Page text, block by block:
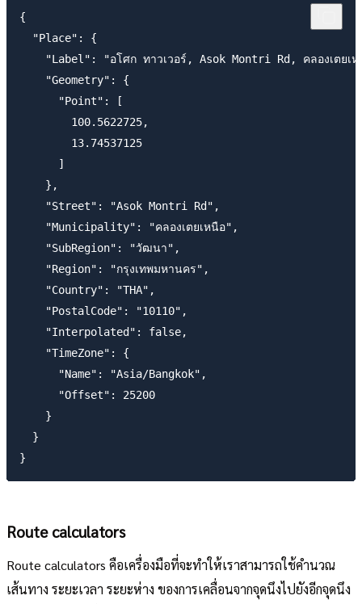
{
  "Place": {
"Label": "อโศก ทาวเวอร์, Asok Montri Rd, คลองเตย
    "Geometry": {
      "Point": [
        100.5622725,
        13.74537125
      ]
    },
    "Street": "Asok Montri Rd",
    "Municipality": "คลองเตยเหนือ",
    "SubRegion": "วัฒนา",
    "Region": "กรุงเทพมหานคร",
    "Country": "THA",
    "PostalCode": "10110",
    "Interpolated": false,
    "TimeZone": {
      "Name": "Asia/Bangkok",
      "Offset": 25200
    }
  }
Route calculators
Route calculators คือเครื่องมือที่จะทำให้เราสามารถใช้คำนวณ
เส้นทาง ระยะเวลา ระยะห่าง ของการเคลื่อนจากจุดนึงไปยังอีกจุดนึง